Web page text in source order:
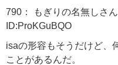
790： もぎりの名無しさ
ID:ProKGuBQO
isaの形容もそうだけど、
ことがあるんだ。